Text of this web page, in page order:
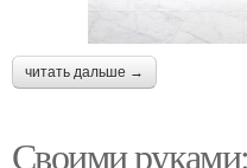
читать дальше →
Своими